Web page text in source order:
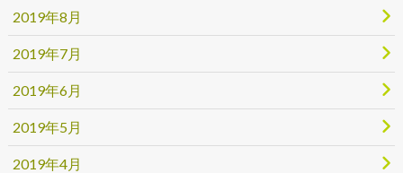
2019年8月
2019年7月
2019年6月
2019年5月
2019年4月